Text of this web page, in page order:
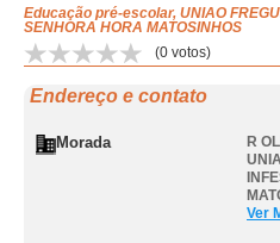
Educação pré-escolar, UNIAO
SENHORA HORA MATOSINHOS
(0 votos)
Endereço e contato
Morada R
Ver